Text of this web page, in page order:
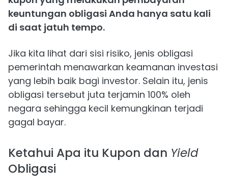
keuntungan obligasi Anda hanya satu kali
di saat jatuh tempo.
Jika kita lihat dari sisi risiko, jenis obligasi
pemerintah menawarkan keamanan investasi
yang lebih baik bagi investor. Selain itu, jenis
obligasi tersebut juta terjamin 100% oleh
negara sehingga kecil kemungkinan terjadi
gagal bayar.
Ketahui Apa itu Kupon dan Yield
Obligasi